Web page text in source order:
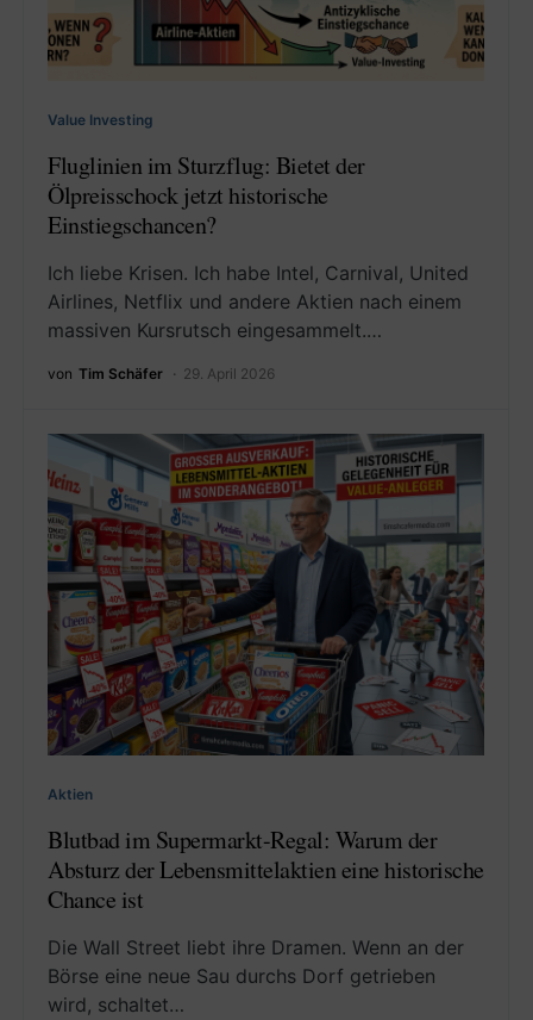
Value Investing
Fluglinien im Sturzflug: Bietet der
Ölpreisschock jetzt historische
Einstiegschancen?
Ich liebe Krisen. Ich habe Intel, Carnival, United
Airlines, Netflix und andere Aktien nach einem
massiven Kursrutsch eingesammelt.…
von Tim Schäfer 29. April 2026
Aktien
Blutbad im Supermarkt-Regal: Warum der
Absturz der Lebensmittelaktien eine historische
Chance ist
Die Wall Street liebt ihre Dramen. Wenn an der
Börse eine neue Sau durchs Dorf getrieben
wird, schaltet…